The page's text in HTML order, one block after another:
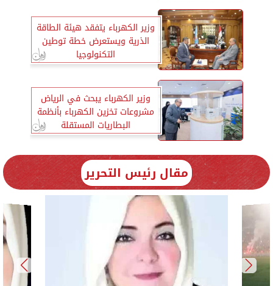
وزير الكهرباء يتفقد هيئة الطاقة
الذرية ويستعرض خطة توطين
التكنولوجيا
وزير الكهرباء يبحث في الرياض
مشروعات تخزين الكهرباء بأنظمة
البطاريات المستقلة
مقال رئيس التحرير